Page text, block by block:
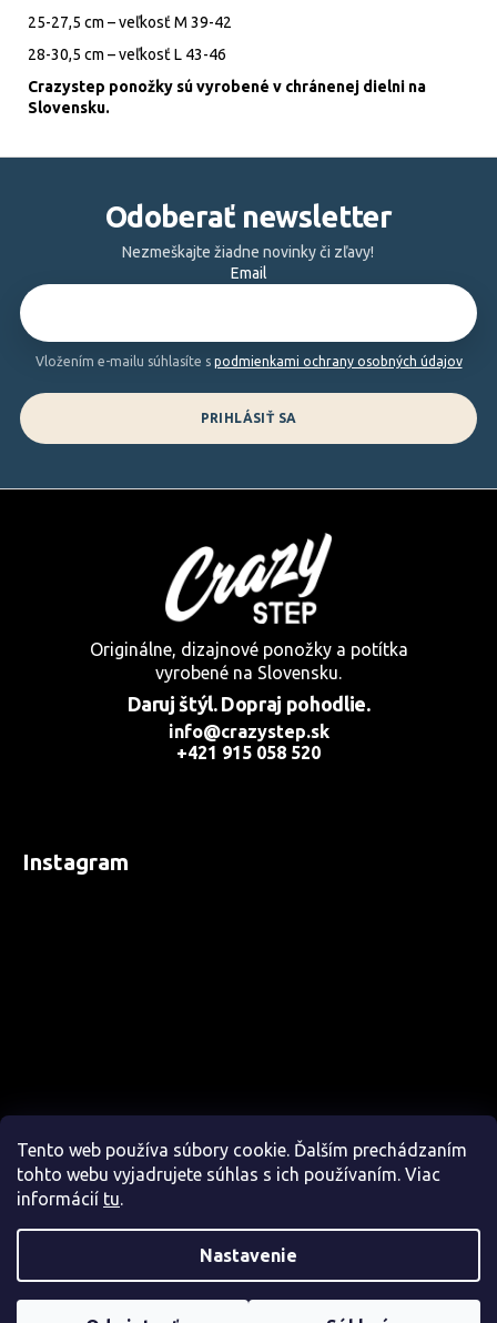
Tento web používa súbory cookie. Ďalším prechádzaním
tohto webu vyjadrujete súhlas s ich používaním. Viac
informácií tu.
Nastavenie
25-27,5 cm – veľkosť M 39-42
28-30,5 cm – veľkosť L 43-46
Crazystep ponožky sú vyrobené v chránenej dielni na
Slovensku.
Odoberať newsletter
Nezmeškajte žiadne novinky či zľavy!
Email
Vložením e-mailu súhlasíte s podmienkami ochrany osobných údajov
PRIHLÁSIŤ SA
Originálne, dizajnové ponožky a potítka
vyrobené na Slovensku.
Daruj štýl. Dopraj pohodlie.
info@crazystep.sk
+421 915 058 520
Instagram
Sledovať na Instagrame